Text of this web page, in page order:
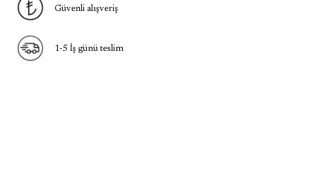
Güvenli alışveriş
1-5 İş günü teslim